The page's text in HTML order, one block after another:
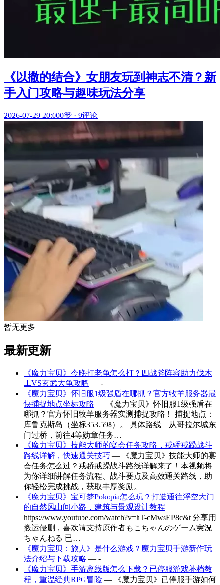
《以撒的结合》女朋友玩到神志不清？新
手入门攻略与趣味玩法分享
2026-07-29 20:000赞 · 9评论
暂无更多
最新更新
《魔力宝贝》今晚打老龟怎么打？四战斧阵容助力伐木
工VS玄武大龟攻略 — -
《魔力宝贝》怀旧服1级强盾在哪抓？官方牧羊服务器最
快捕捉地点坐标攻略 — 《魔力宝贝》怀旧服1级强盾在
哪抓？官方怀旧牧羊服务器实测捕捉攻略！ 捕捉地点：
库鲁克斯岛（坐标353.598）。 具体路线：从哥拉尔城东
门过桥，前往4等勋章任务…
《魔力宝贝》技能大师的宴会任务攻略，戒骄戒躁战斗
路线详解，快速通关技巧 — 《魔力宝贝》技能大师的宴
会任务怎么过？戒骄戒躁战斗路线详解来了！本视频将
为你详细讲解任务流程、战斗要点及高效通关路线，助
你轻松完成挑战，获取丰厚奖励。
《魔力宝贝》宝可梦Pokopia怎么玩？打造通往浮空大门
的自然风山间小路，建筑与景观设计教程 —
https://www.youtube.com/watch?v=hT-cMwsEP8c&t 分享用
搬运侵删，喜欢请支持原作者もこちゃんのゲーム実況
ちゃんねる 已…
《魔力宝贝：旅人》是什么游戏？魔力宝贝手游新作玩
法介绍与下载攻略 — -
《魔力宝贝》手游离线版怎么下载？已停服游戏补档教
程，重温经典RPG冒险 — 《魔力宝贝》已停服手游如何